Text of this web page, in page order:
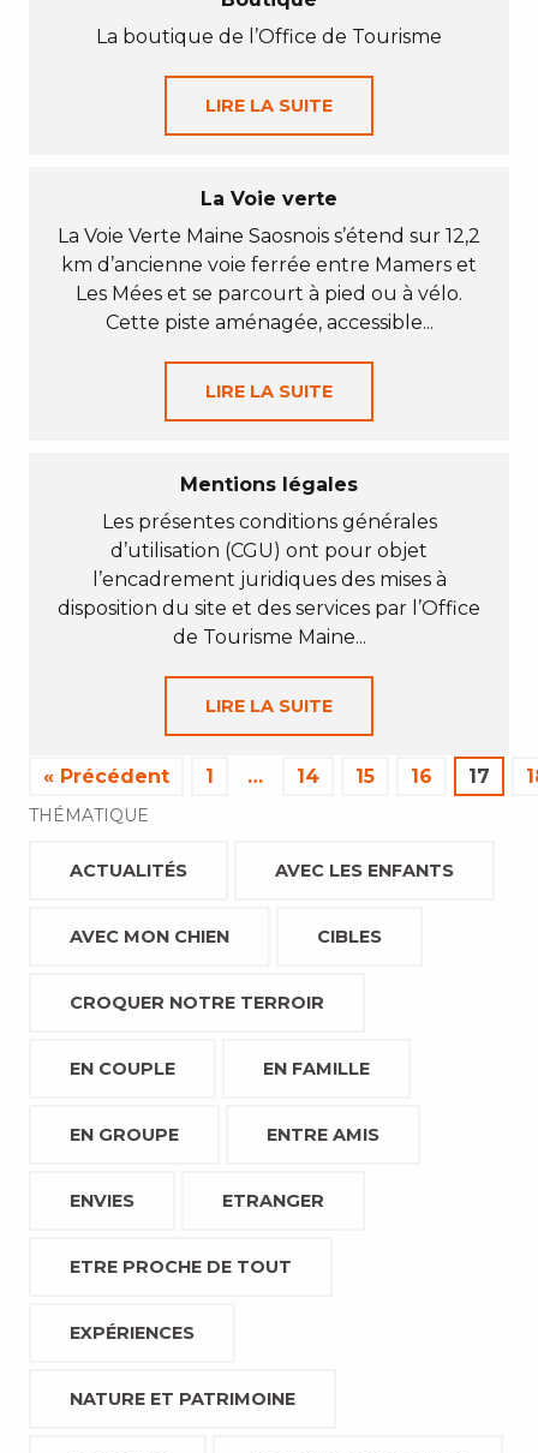
La boutique de l’Office de Tourisme
LIRE LA SUITE
La Voie verte
La Voie Verte Maine Saosnois s’étend sur 12,2
km d’ancienne voie ferrée entre Mamers et
Les Mées et se parcourt à pied ou à vélo.
Cette piste aménagée, accessible...
LIRE LA SUITE
Mentions légales
Les présentes conditions générales
d’utilisation (CGU) ont pour objet
l’encadrement juridiques des mises à
disposition du site et des services par l’Office
de Tourisme Maine...
LIRE LA SUITE
« Précédent 1 … 14 15 16 17
THÉMATIQUE
ACTUALITÉS AVEC LES ENFANTS
AVEC MON CHIEN CIBLES
CROQUER NOTRE TERROIR
EN COUPLE EN FAMILLE
EN GROUPE ENTRE AMIS
ENVIES ETRANGER
ETRE PROCHE DE TOUT
EXPÉRIENCES
NATURE ET PATRIMOINE